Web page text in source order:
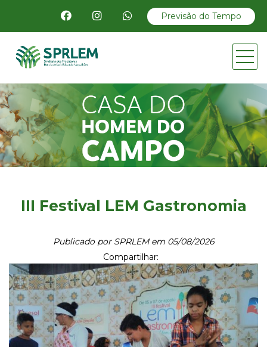
Previsão do Tempo
III Festival LEM Gastronomia
Publicado por SPRLEM em 05/08/2026
Compartilhar: